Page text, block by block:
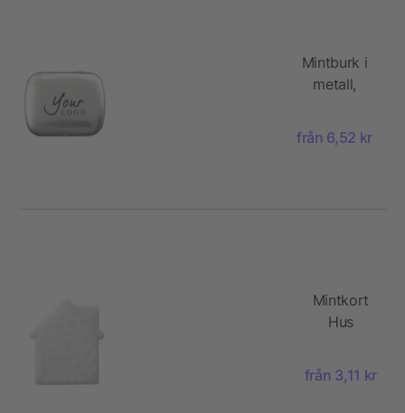
Mintburk i
metall,
minttabletter
från 6,52 kr
Mintkort
Hus
från 3,11 kr